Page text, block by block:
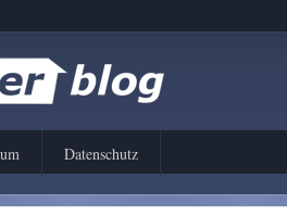
Datenschutz